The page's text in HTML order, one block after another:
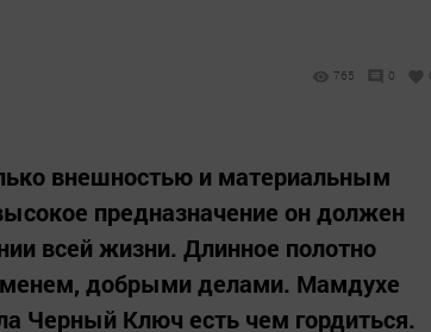
765 0
внешностью и материальным
предназначение он должен
всей жизни. Длинное полотно
добрыми делами. Мамдухе
Черный Ключ есть чем гордиться.